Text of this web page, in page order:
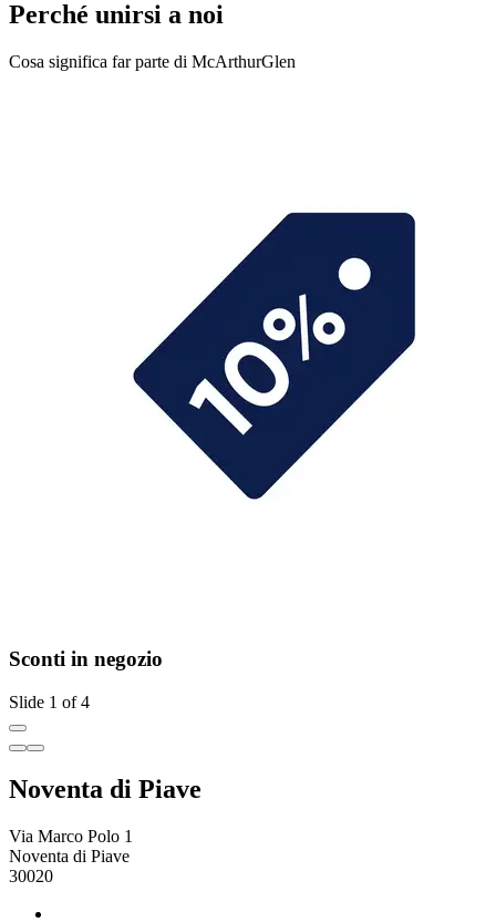
Perché unirsi a noi
Cosa significa far parte di McArthurGlen
Sconti in negozio
Slide 1 of 4
Noventa di Piave
Via Marco Polo 1
Noventa di Piave
30020